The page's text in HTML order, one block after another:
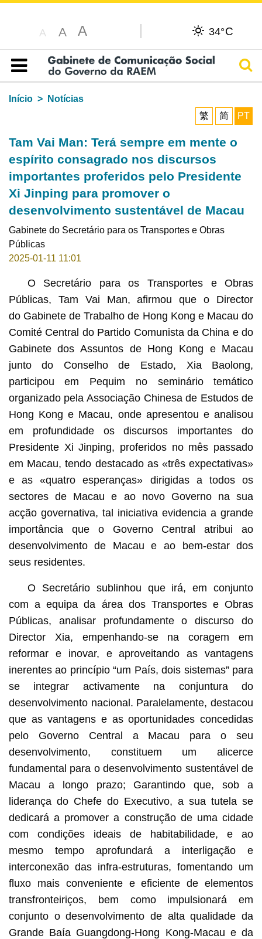
A A A 34°C
Índice
Início
Notícias
繁
简 PT
Tam Vai Man: Terá sempre em mente o
espírito consagrado nos discursos
importantes proferidos pelo Presidente
Xi Jinping para promover o
desenvolvimento sustentável de Macau
Gabinete do Secretário para os Transportes e Obras
Públicas
2025-01-11 11:01
O Secretário para os Transportes e Obras
Públicas, Tam Vai Man, afirmou que o Director
do Gabinete de Trabalho de Hong Kong e Macau do
Comité Central do Partido Comunista da China e do
Gabinete dos Assuntos de Hong Kong e Macau
junto do Conselho de Estado, Xia Baolong,
participou em Pequim no seminário temático
organizado pela Associação Chinesa de Estudos de
Hong Kong e Macau, onde apresentou e analisou
em profundidade os discursos importantes do
Presidente Xi Jinping, proferidos no mês passado
em Macau, tendo destacado as «três expectativas»
e as «quatro esperanças» dirigidas a todos os
sectores de Macau e ao novo Governo na sua
acção governativa, tal iniciativa evidencia a grande
importância que o Governo Central atribui ao
desenvolvimento de Macau e ao bem-estar dos
seus residentes.
O Secretário sublinhou que irá, em conjunto
com a equipa da área dos Transportes e Obras
Públicas, analisar profundamente o discurso do
Director Xia, empenhando-se na coragem em
reformar e inovar, e aproveitando as vantagens
inerentes ao princípio “um País, dois sistemas” para
se integrar activamente na conjuntura do
desenvolvimento nacional. Paralelamente, destacou
que as vantagens e as oportunidades concedidas
pelo Governo Central a Macau para o seu
desenvolvimento, constituem um alicerce
fundamental para o desenvolvimento sustentável de
Macau a longo prazo; Garantindo que, sob a
liderança do Chefe do Executivo, a sua tutela se
dedicará a promover a construção de uma cidade
com condições ideais de habitabilidade, e ao
mesmo tempo aprofundará a interligação e
interconexão das infra-estruturas, fomentando um
fluxo mais conveniente e eficiente de elementos
transfronteiriços, bem como impulsionará em
conjunto o desenvolvimento de alta qualidade da
Grande Baía Guangdong-Hong Kong-Macau e da